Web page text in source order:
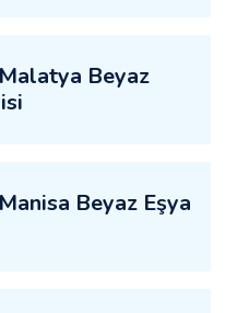
Beyaz
Beyaz Eşya